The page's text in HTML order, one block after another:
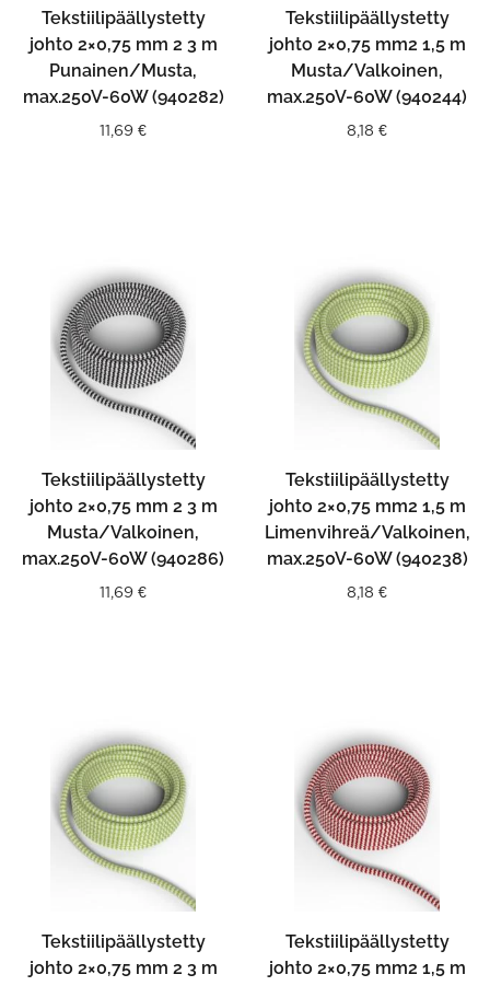
Tekstiilipäällystetty
johto 2×0,75 mm 2 3 m
Punainen/Musta,
max.250V-60W (940282)
11,69 €
Tekstiilipäällystetty
johto 2×0,75 mm2 1,5 m
Musta/Valkoinen,
max.250V-60W (940244)
8,18 €
Tekstiilipäällystetty
johto 2×0,75 mm 2 3 m
Musta/Valkoinen,
max.250V-60W (940286)
11,69 €
Tekstiilipäällystetty
johto 2×0,75 mm2 1,5 m
Limenvihreä/Valkoinen,
max.250V-60W (940238)
8,18 €
Tekstiilipäällystetty
johto 2×0,75 mm 2 3 m
Tekstiilipäällystetty
johto 2×0,75 mm2 1,5 m